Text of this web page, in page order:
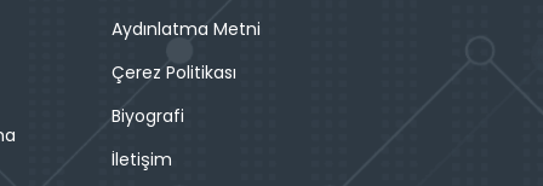
Aydınlatma Metni
Çerez Politikası
Biyografi
İletişim